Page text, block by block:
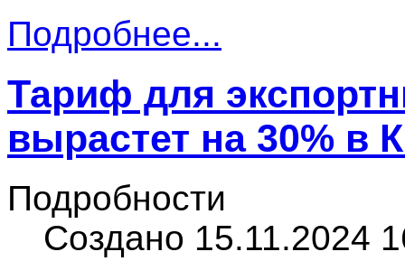
Подробнее...
Тариф для
вырастет на 30% в
Подробности
Создано 15.11.2024